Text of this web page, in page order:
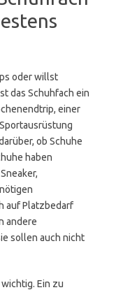
oder willst
das Schuhfach ein
einer
ob Schuhe
haben
auf Platzbedarf
andere
sollen auch nicht
wichtig. Ein zu